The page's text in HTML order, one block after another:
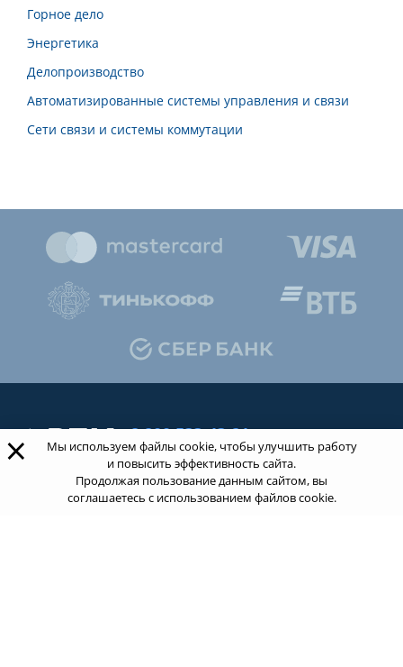
Горное дело
Энергетика
Делопроизводство
Автоматизированные системы управления и связи
Сети связи и системы коммутации
8 800 533-43-21
звонок по России бесплатный
Обращаясь к нам за услугами, вы даете согласие
×
Мы используем файлы cookie, чтобы улучшить работу
и повысить эффективность сайта.
Продолжая пользование данным сайтом, вы
соглашаетесь с использованием файлов cookie.